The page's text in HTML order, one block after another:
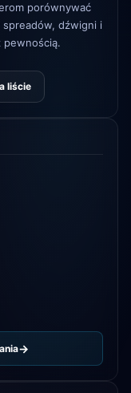
4d
porównywać
dźwigni i
pewnością.
liście